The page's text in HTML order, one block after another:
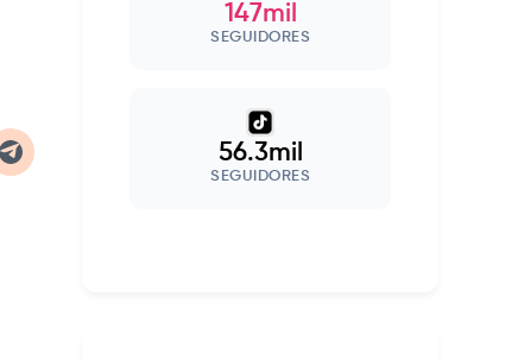
147mil
SEGUIDORES
56.3mil
SEGUIDORES